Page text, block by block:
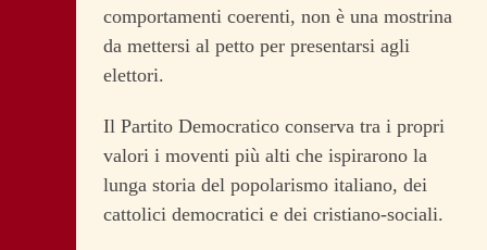
comportamenti coerenti, non è una mostrina
da mettersi al petto per presentarsi agli
elettori.
Il Partito Democratico conserva tra i propri
valori i moventi più alti che ispirarono la
lunga storia del popolarismo italiano, dei
cattolici democratici e dei cristiano-sociali.